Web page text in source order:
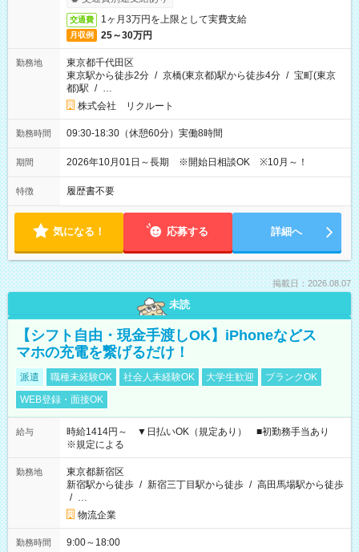
交通費 1ヶ月3万円を上限として実費支給
月収例 25～30万円
勤務地
東京都千代田区
東京駅から徒歩2分 / 京橋(東京都)駅から徒歩4分 / 宝町(東京
都)駅 / …
株式会社 リクルート
勤務時間 09:30-18:30（休憩60分）実働8時間
期間 2026年10月01日～長期 ※開始日相談OK ※10月～！
特徴 履歴書不要
気になる！ 応募する 詳細へ
掲載日：2026.08.07
未読
【シフト自由・現金手渡しOK】iPhoneなどス
マホの充電を繋げるだけ！
派遣 職種未経験OK 社会人未経験OK 大学生歓迎
ブランクOK
WEB登録・面接OK
給与
時給1414円～ ▼日払いOK（規定あり） ■初勤務手当あり
※規定による
勤務地
東京都新宿区
新宿駅から徒歩 / 新宿三丁目駅から徒歩 / 高田馬場駅から徒歩
/ …
物流企業
勤務時間 9:00～18:00